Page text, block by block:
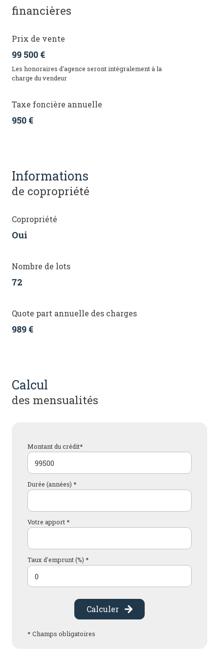
financières
Prix de vente
99 500 €
Les honoraires d'agence seront intégralement à la
charge du vendeur
Taxe foncière annuelle
950 €
informations
de copropriété
Copropriété
Oui
Nombre de lots
72
Quote part annuelle des charges
989 €
calcul
des mensualités
Montant du crédit*
Durée (années) *
Votre apport *
Taux d'emprunt (%) *
Calculer
* Champs obligatoires